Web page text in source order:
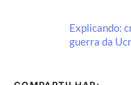
Explicando:
guerra da